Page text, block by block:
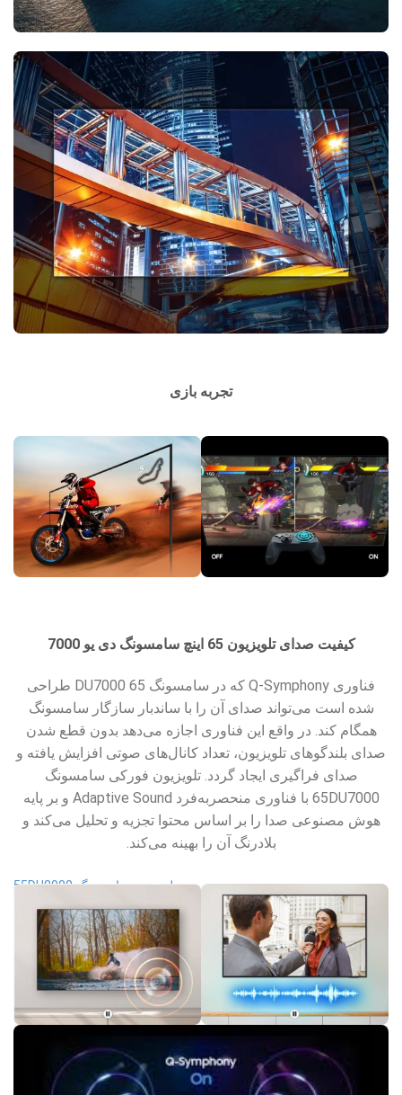
تجربه بازی
کیفیت صدای تلویزیون 65 اینچ سامسونگ دی یو 7000
فناوری Q-Symphony که در سامسونگ 65 DU7000 طراحی
شده است می‌تواند صدای آن را با ساندبار سازگار سامسونگ
همگام کند. در واقع این فناوری اجازه می‌دهد بدون قطع شدن
صدای بلندگوهای تلویزیون، تعداد کانال‌های صوتی افزایش یافته و
صدای فراگیری ایجاد گردد. تلویزیون فورکی سامسونگ
65DU7000 با فناوری منحصربه‌فرد Adaptive Sound و بر پایه
هوش مصنوعی صدا را بر اساس محتوا تجزیه و تحلیل می‌کند و
بلادرنگ آن را بهینه می‌کند.
تلویزیون سامسونگ 55DU8000